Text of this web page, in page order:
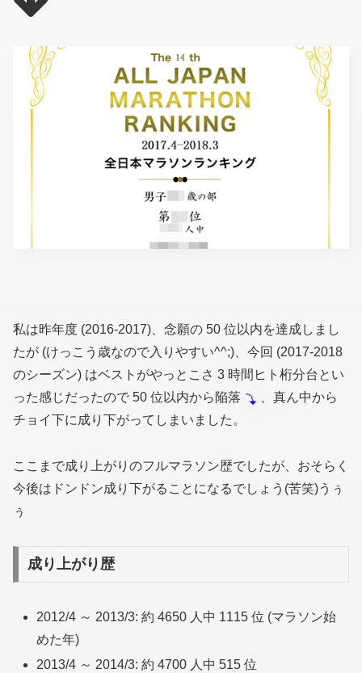
私は昨年度 (2016-2017)、念願の 50 位以内を達成しまし
たが (けっこう歳なので入りやすい^^;) 、今回 (2017-2018
のシーズン) はベストがやっとこさ 3 時間ヒト桁分台とい
った感じだったので 50 位以内から陥落
、真ん中から
チョイ下に成り下がってしまいました。
ここまで成り上がりのフルマラソン歴でしたが、おそらく
今後はドンドン成り下がることになるでしょう(苦笑)うぅ
ぅ
成り上がり歴
2012/4 ～ 2013/3: 約 4650 人中 1115 位 (マラソン始
めた年)
2013/4 ～ 2014/3: 約 4700 人中 515 位